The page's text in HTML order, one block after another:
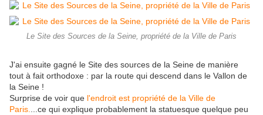
Le Site des Sources de la Seine, propriété de la Ville de Paris
J'ai ensuite gagné le Site des sources de la Seine de manière
tout à fait orthodoxe : par la route qui descend dans le Vallon de
la Seine !
Surprise de voir que l'endroit est propriété de la Ville de
Paris.
...ce qui explique probablement la statuesque quelque peu